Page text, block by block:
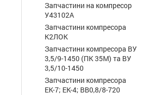
Запчастини на компресор
У43102А
Запчастини компресора
К2ЛОК
Запчастини компресора ВУ
3,5/9-1450 (ПК 35М) та ВУ
3,5/10-1450
Запчастини компресора
ЕК-7; ЕК-4; ВВ0,8/8-720